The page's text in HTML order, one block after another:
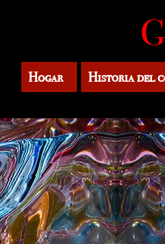
Hogar Historia del